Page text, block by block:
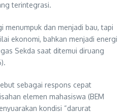
terintegrasi.
menumpuk dan menjadi bau, tapi
ekonomi, bahkan menjadi energi
Sekda saat ditemui diruang
sebagai respons cepat
elemen mahasiswa (BEM
kondisi “darurat